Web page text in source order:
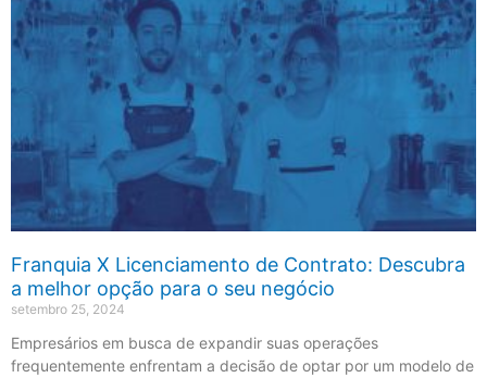
Franquia X Licenciamento de Contrato: Descubra
a melhor opção para o seu negócio
setembro 25, 2024
Empresários em busca de expandir suas operações
frequentemente enfrentam a decisão de optar por um modelo de